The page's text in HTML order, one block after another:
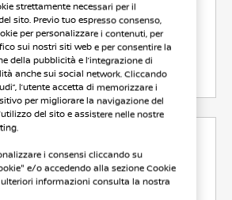
6.0 l/100 km
Veicolo
1.5 l
96 KW (131 CV)
strettamente necessari per il
sito. Previo tuo espresso consenso,
per personalizzare i contenuti, per
sui nostri siti web e per consentire la
della pubblicità e l’integrazione di
anche sui social network. Cliccando
l’utente accetta di memorizzare i
per migliorare la navigazione del
del sito e assistere nelle nostre
i consensi cliccando su
e/o accedendo alla sezione Cookie
ulteriori informazioni consulta la nostra